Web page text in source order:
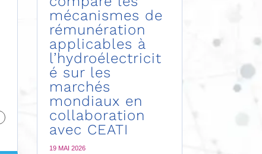
mécanismes de
rémunération
applicables à
l’hydroélectricit
é sur les
marchés
mondiaux en
collaboration
avec CEATI
19 MAI 2026